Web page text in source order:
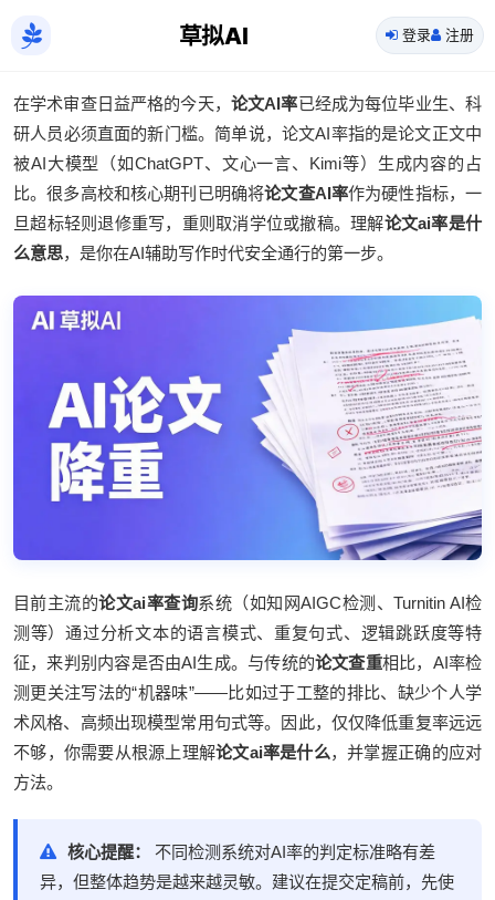
草拟AI 登录 注册
在学术审查日益严格的今天， 论文AI率已经成为每位毕业生、科
研人员必须直面的新门槛。简单说，论文AI率指的是论文正文中
被AI大模型（如ChatGPT、文心一言、Kimi等）生成内容的占
比。很多高校和核心期刊已明确将论文查AI率作为硬性指标，一
旦超标轻则退修重写，重则取消学位或撤稿。理解论文ai率是什
么意思，是你在AI辅助写作时代安全通行的第一步。
目前主流的论文ai率查询系统（如知网AIGC检测、Turnitin AI检
测等）通过分析文本的语言模式、重复句式、逻辑跳跃度等特
征，来判别内容是否由AI生成。与传统的论文查重相比，AI率检
测更关注写法的“机器味”——比如过于工整的排比、缺少个人学
术风格、高频出现模型常用句式等。因此，仅仅降低重复率远远
不够，你需要从根源上理解论文ai率是什么，并掌握正确的应对
方法。
核心提醒：
不同检测系统对AI率的判定标准略有差
异，但整体趋势是越来越灵敏。建议在提交定稿前，先使